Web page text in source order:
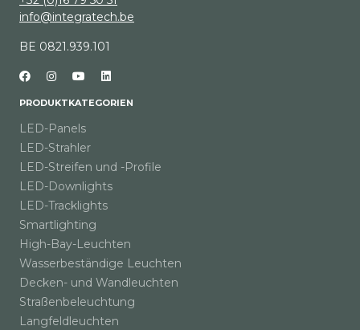
info@integratech.be
BE 0821.939.101
PRODUKTKATEGORIEN
LED-Panels
LED-Strahler
LED-Streifen und -Profile
LED-Downlights
LED-Tracklights
Smartlighting
High-Bay-Leuchten
Wasserbeständige Leuchten
Decken- und Wandleuchten
Straßenbeleuchtung
Langfeldleuchten